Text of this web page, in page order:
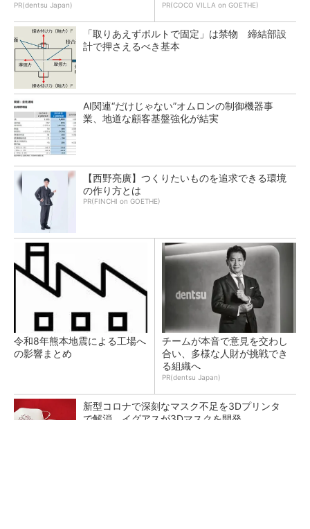
PR(dentsu Japan) PR(COCO VILLA on GOETHE)
「取りあえずボルトで固定」は禁物 締結部設
計で押さえるべき基本
AI関連“だけじゃない”オムロンの制御機器事
業、地道な顧客基盤強化が結実
【西野亮廣】つくりたいものを追求できる環境
の作り方とは
PR(FINCHI on GOETHE)
令和8年熊本地震による工場へ
の影響まとめ
チームが本音で意見を交わし
合い、多様な人財が挑戦でき
る組織へ
PR(dentsu Japan)
新型コロナで深刻なマスク不足を3Dプリンタ
で解消、イグアスが3Dマスクを開発